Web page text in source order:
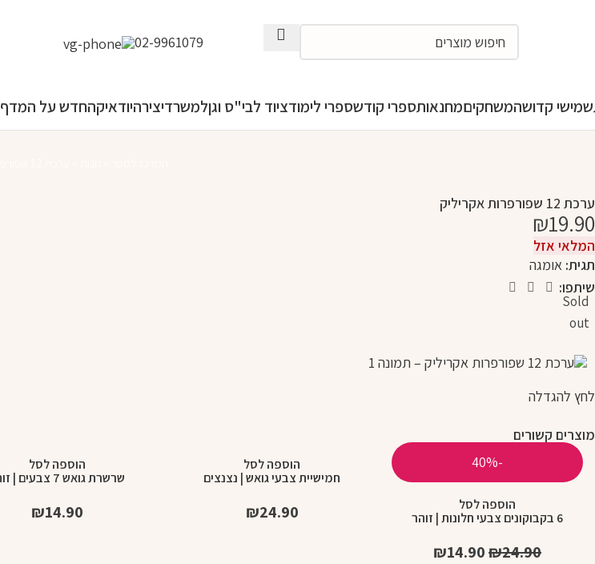
02-9961079
קדושהמשחקיםמחנאותספרי קודשספרי לימודציוד לבי"ס וגןלמשרדיצירהיודאיקהחדש על המדף
ערכת 12 שפורפרות אקריליק
₪19.90
המלאי אזל
תגית: אומגה
שיתפו:
Sold
out
לחץ להגדלה
מוצרים קשורים
-40%
הוספה לסל
6 בקבוקונים צבעי חלונות | זוהר
₪24.90
₪14.90
הוספה לסל
חמישיית צבעי גואש | נצנצים
₪24.90
הוספה לסל
שרשרת גואש 7 צבעים | זוהר
₪14.90